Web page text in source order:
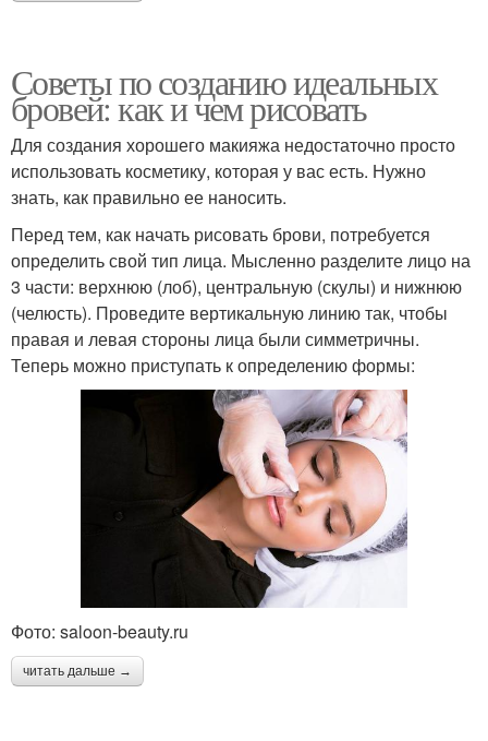
Советы по созданию идеальных
бровей: как и чем рисовать
Для создания хорошего макияжа недостаточно просто
использовать косметику, которая у вас есть. Нужно
знать, как правильно ее наносить.
Перед тем, как начать рисовать брови, потребуется
определить свой тип лица. Мысленно разделите лицо на
3 части: верхнюю (лоб), центральную (скулы) и нижнюю
(челюсть). Проведите вертикальную линию так, чтобы
правая и левая стороны лица были симметричны.
Теперь можно приступать к определению формы:
Фото: saloon-beauty.ru
читать дальше →